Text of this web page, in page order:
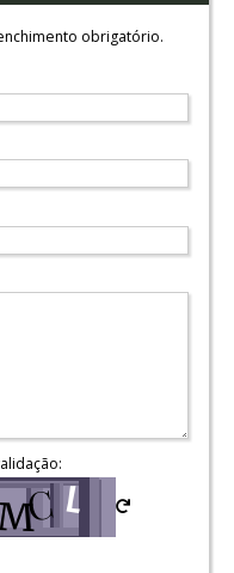
obrigatório.